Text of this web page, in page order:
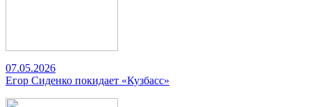
07.05.2026
Егор Сиденко покидает «Кузбасс»